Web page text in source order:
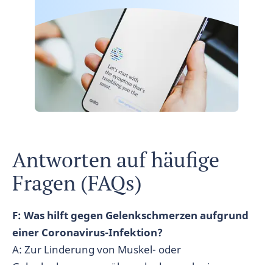
Antworten auf häufige
Fragen (FAQs)
F: Was hilft gegen Gelenkschmerzen aufgrund
einer Coronavirus-Infektion?
A: Zur Linderung von Muskel- oder